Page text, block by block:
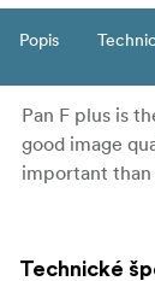
Popis
Pan F plus is
good image
important than
Technické